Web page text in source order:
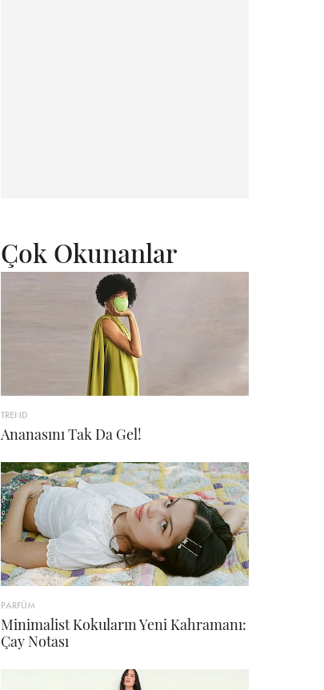
Çok Okunanlar
TREND
Ananasını Tak Da Gel!
PARFÜM
Minimalist Kokuların Yeni Kahramanı:
Çay Notası